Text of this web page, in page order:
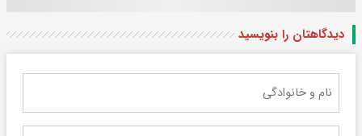
دیدگاهتان را بنویسید